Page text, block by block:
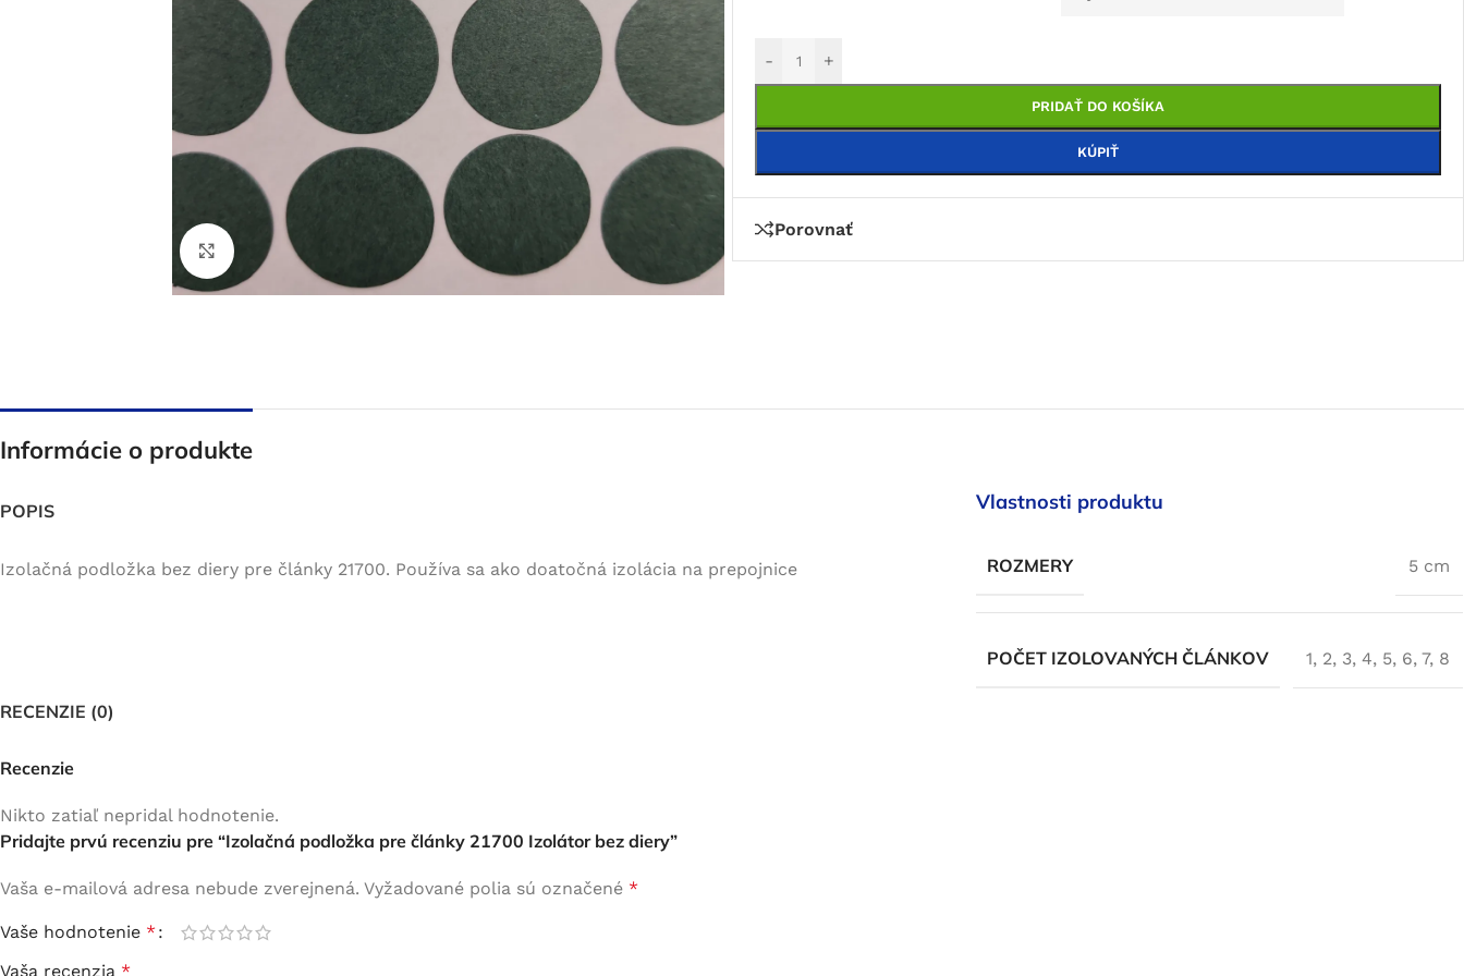
Click to enlarge
- +
PRIDAŤ DO KOŠÍKA
KÚPIŤ
Porovnať
Informácie o produkte
POPIS
Izolačná podložka bez diery pre články 21700. Používa sa ako doatočná izolácia na prepojnice
Vlastnosti produktu
ROZMERY 5 cm
POČET IZOLOVANÝCH ČLÁNKOV 1, 2, 3, 4, 5, 6, 7, 8
RECENZIE (0)
Recenzie
Nikto zatiaľ nepridal hodnotenie.
Pridajte prvú recenziu pre “Izolačná podložka pre články 21700 Izolátor bez diery”
Vaša e-mailová adresa nebude zverejnená. Vyžadované polia sú označené *
Vaše hodnotenie *
Vaša recenzia *